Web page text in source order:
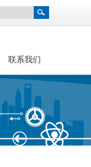
联系我们